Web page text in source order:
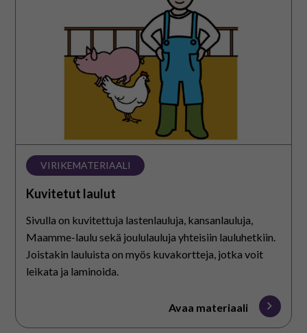
VIRIKEMATERIAALI
Kuvitetut laulut
Sivulla on kuvitettuja lastenlauluja, kansanlauluja,
Maamme-laulu sekä joululauluja yhteisiin lauluhetkiin.
Joistakin lauluista on myös kuvakortteja, jotka voit
leikata ja laminoida.
Avaa materiaali